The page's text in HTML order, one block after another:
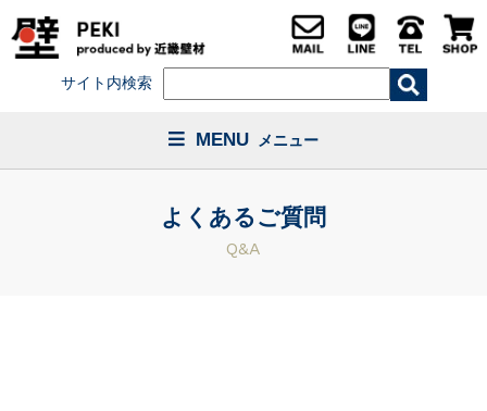
サイト内検索
MENU メニュー
よくあるご質問
Q&A